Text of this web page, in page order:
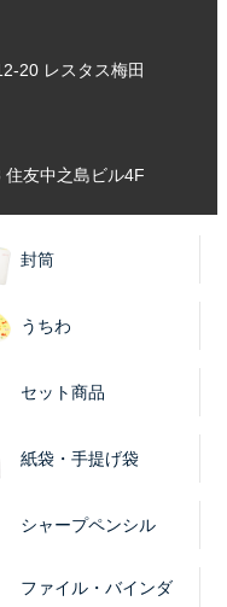
20 レスタス梅田
友中之島ビル4F
封筒
うちわ
セット商品
紙袋・手提げ袋
シャープペンシル
ファイル・バインダ